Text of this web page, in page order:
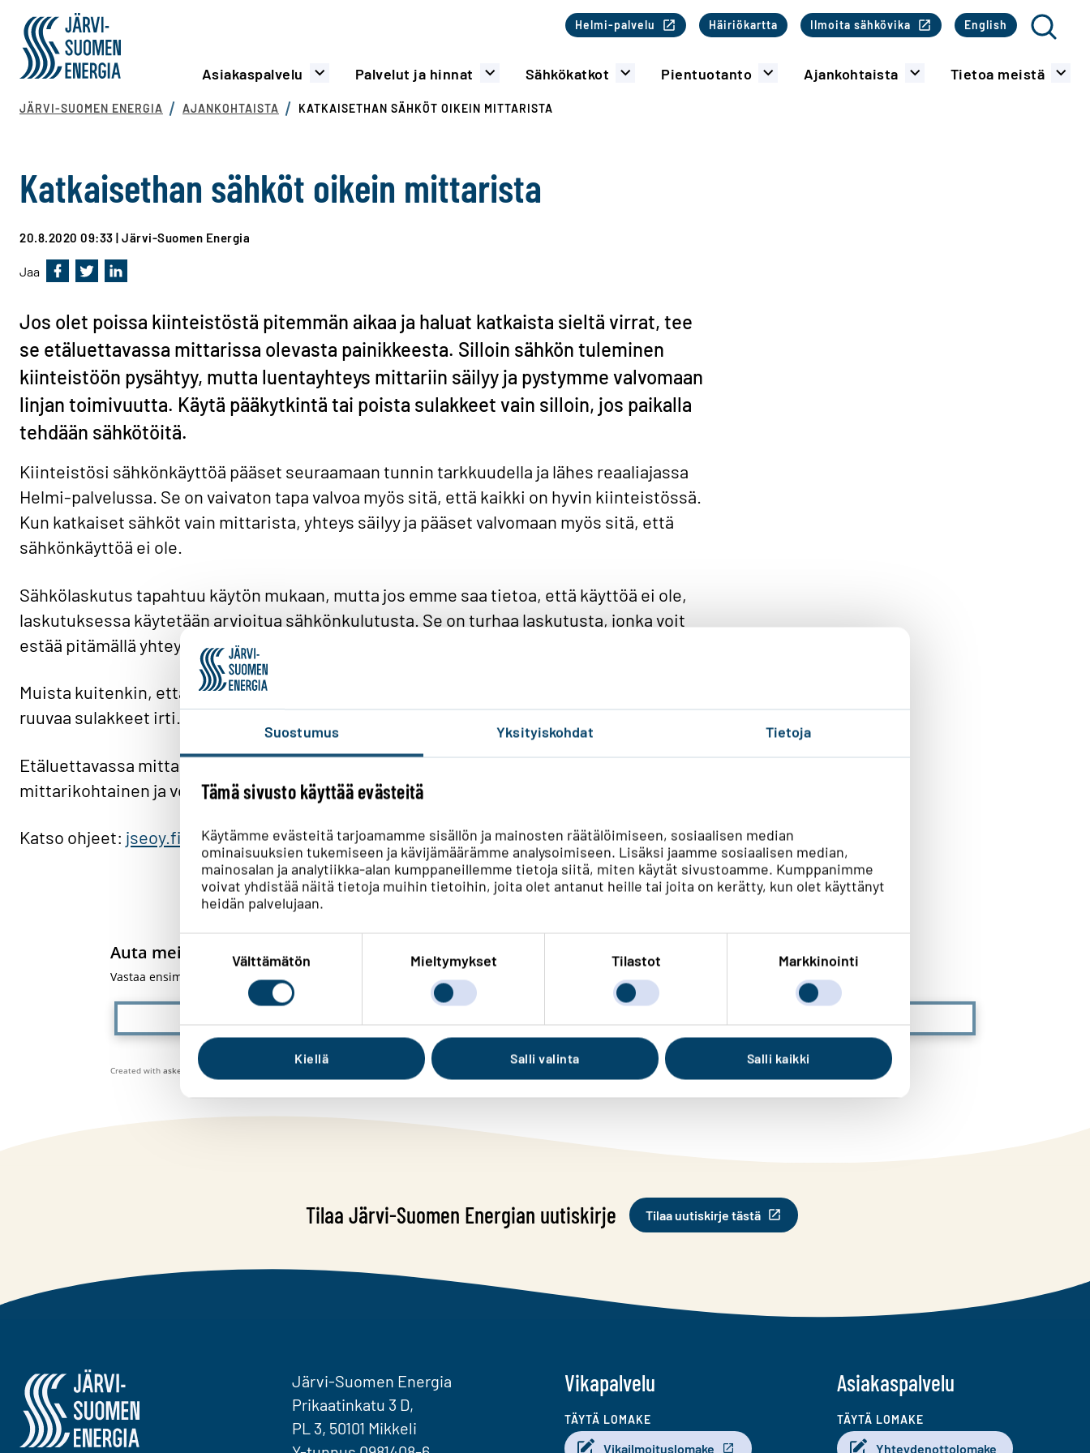
Suostumus Yksityiskohdat Tietoja
Tämä sivusto käyttää evästeitä
Käytämme evästeitä tarjoamamme sisällön ja mainosten räätälöimiseen, sosiaalisen median
ominaisuuksien tukemiseen ja kävijämäärämme analysoimiseen. Lisäksi jaamme sosiaalisen median,
mainosalan ja analytiikka-alan kumppaneillemme tietoja siitä, miten käytät sivustoamme. Kumppanimme
voivat yhdistää näitä tietoja muihin tietoihin, joita olet antanut heille tai joita on kerätty, kun olet käyttänyt
heidän palvelujaan.
Välttämätön Mieltymykset Tilastot Markkinointi
Kiellä Salli valinta Salli kaikki
Siirry sisältöön
Järvi-Suomen Energia Toinen valikko
Helmi-palvelu Häiriökartta Ilmoita sähkövika English
Haku
Päävalikko
Asiakaspalvelu Palvelut ja hinnat Sähkökatkot Pientuotanto Ajankohtaista Tietoa meistä
JÄRVI-SUOMEN ENERGIA AJANKOHTAISTA KATKAISETHAN SÄHKÖT OIKEIN MITTARISTA
Katkaisethan sähköt oikein mittarista
20.8.2020 09:33 | Järvi-Suomen Energia
Jaa Jaa Facebookissa
Jaa Twitterissä
Jaa Linkedinissä
Jos olet poissa kiinteistöstä pitemmän aikaa ja haluat katkaista sieltä virrat, tee
se etäluettavassa mittarissa olevasta painikkeesta. Silloin sähkön tuleminen
kiinteistöön pysähtyy, mutta luentayhteys mittariin säilyy ja pystymme valvomaan
linjan toimivuutta. Käytä pääkytkintä tai poista sulakkeet vain silloin, jos paikalla
tehdään sähkötöitä.
Kiinteistösi sähkönkäyttöä pääset seuraamaan tunnin tarkkuudella ja lähes reaaliajassa
Helmi-palvelussa. Se on vaivaton tapa valvoa myös sitä, että kaikki on hyvin kiinteistössä.
Kun katkaiset sähköt vain mittarista, yhteys säilyy ja pääset valvomaan myös sitä, että
sähkönkäyttöä ei ole.
Sähkölaskutus tapahtuu käytön mukaan, mutta jos emme saa tietoa, että käyttöä ei ole,
laskutuksessa käytetään arvioitua sähkönkulutusta. Se on turhaa laskutusta, jonka voit
estää pitämällä yhteyden mittariin toiminnassa.
Muista kuitenkin, että jos teet kiinteistössä sähkötöitä, katkaise virta pääkytkimestä tai
ruuvaa sulakkeet irti. Se on turvallisinta.
Etäluettavassa mittarissa on painike, josta virta katkaistaan kiinteistöön. Sen paikka on
mittarikohtainen ja voit tarkistaa sijainnin mittarista tai sen käyttöohjeesta.
Katso ohjeet: jseoy.fi/sahkomittarit
Auta meitä kehittämään verkkosivujamme. Löysitkö sisällöstä etsimäsi tiedon?
Vastaa ensimmäisenä!
Created with askem.com
Tilaa Järvi-Suomen Energian uutiskirje Tilaa uutiskirje tästä
Järvi-Suomen Energia
Järvi-Suomen Energia
Prikaatinkatu 3 D,
PL 3, 50101 Mikkeli
Vikapalvelu
TÄYTÄ LOMAKE
Vikailmoituslomake
Asiakaspalvelu
TÄYTÄ LOMAKE
Yhteydenottolomake